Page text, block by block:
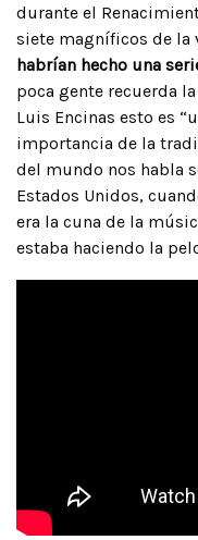
durante el
siete magníficos de la
habrían hecho una
poca gente recuerda
Luis Encinas esto es
importancia de la
del mundo nos habla
Estados Unidos,
era la cuna de la
estaba haciendo la